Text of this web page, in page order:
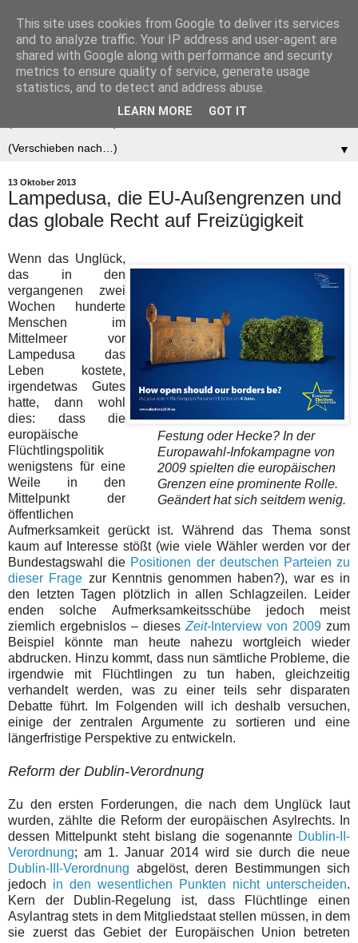
Der (europäische)
Föderalist
▼
13 Oktober 2013
Lampedusa, die EU-Außengrenzen und
das globale Recht auf Freizügigkeit
Festung oder Hecke? In der
Europawahl-Infokampagne von
2009 spielten die europäischen
Grenzen eine prominente Rolle.
Geändert hat sich seitdem wenig.
Wenn das Unglück,
das in den
vergangenen zwei
Wochen hunderte
Menschen im
Mittelmeer vor
Lampedusa das
Leben kostete,
irgendetwas Gutes
hatte, dann wohl
dies: dass die
europäische
Flüchtlingspolitik
wenigstens für eine
Weile in den
Mittelpunkt der
öffentlichen
Aufmerksamkeit gerückt ist. Während das Thema sonst
kaum auf Interesse stößt (wie viele Wähler werden vor der
Bundestagswahl die Positionen der deutschen Parteien zu
dieser Frage zur Kenntnis genommen haben?), war es in
den letzten Tagen plötzlich in allen Schlagzeilen. Leider
enden solche Aufmerksamkeitsschübe jedoch meist
ziemlich ergebnislos – dieses Zeit- Interview von 2009 zum
Beispiel könnte man
heute nahezu wortgleich wieder
abdrucken. Hinzu kommt, dass nun sämtliche Probleme, die
irgendwie mit Flüchtlingen zu tun haben, gleichzeitig
verhandelt werden, was zu einer teils sehr disparaten
Debatte führt. Im Folgenden will ich deshalb versuchen,
einige der zentralen Argumente zu sortieren und eine
längerfristige Perspektive zu entwickeln.
Reform der Dublin-Verordnung
Zu den ersten Forderungen, die nach dem Unglück laut
wurden, zählte die Reform der europäischen Asylrechts. In
dessen Mittelpunkt steht bislang die sogenannte Dublin-II-
Verordnung; am 1. Januar 2014 wird sie durch die neue
Dublin-III-Verordnung abgelöst, deren Bestimmungen sich
jedoch in den wesentlichen Punkten nicht unterscheiden.
Kern der Dublin-Regelung ist, dass Flüchtlinge einen
Asylantrag stets in dem Mitgliedstaat stellen müssen, in dem
sie zuerst das Gebiet der Europäischen Union betreten
This site uses cookies from Google to deliver its services
and to analyze traffic. Your IP address and user-agent are
shared with Google along with performance and security
metrics to ensure quality of service, generate usage
statistics, and to detect and address abuse.
LEARN MORE GOT IT